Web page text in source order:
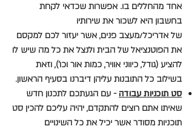
אחד מהחללים בו. אפשרות שכדאי לקחת
בחשבון היא לשכור את שירותיו
של אדריכל/מעצב פנים, אשר יעזור לכם למקסם
את הפוטנציאל של הבית ולנצל את כל מה שיש לו
להציע (גודל, כיווני אוויר, כמות אור וכו'), וזאת
בשילוב כל התובנות עליהן דיברנו בסעיף הראשון.
סט תוכניות עבודה- עם הגעתכם לתכנון חדש
שאיתו אתם רוצים להתקדם, יהיה עליכם להכין סט
תוכניות מסודר אשר יכיל את כל השינויים